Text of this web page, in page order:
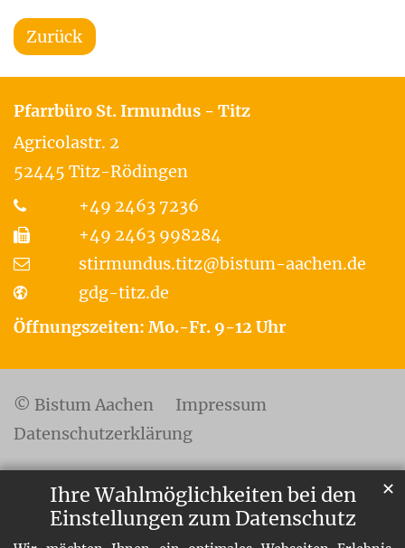
Ihre Wahlmöglichkeiten bei den
Einstellungen zum Datenschutz
✕
Zurück
Pfarrbüro St. Irmundus - Titz
Agricolastr. 2
52445 Titz-Rödingen
+49 2463 7236
+49 2463 998284
stirmundus.titz@bistum-aachen.de
gdg-titz.de
Öffnungszeiten: Mo.-Fr. 9-12 Uhr
© Bistum Aachen
Impressum
Datenschutzerklärung